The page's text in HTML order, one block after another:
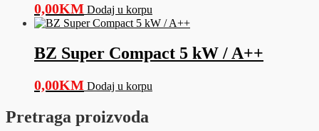
0,00KM Dodaj u korpu
BZ Super Compact 5 kW / A++
0,00KM Dodaj u korpu
Pretraga proizvoda